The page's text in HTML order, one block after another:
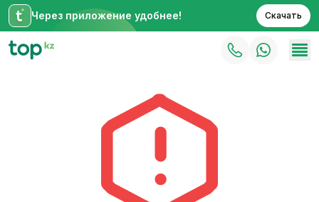
Через приложение удобнее! Скачать